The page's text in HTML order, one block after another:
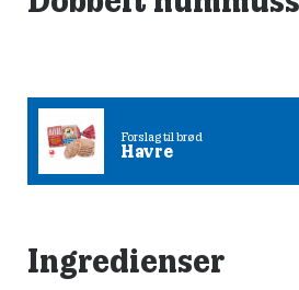
Forslag til brød
Havre
Ingredienser